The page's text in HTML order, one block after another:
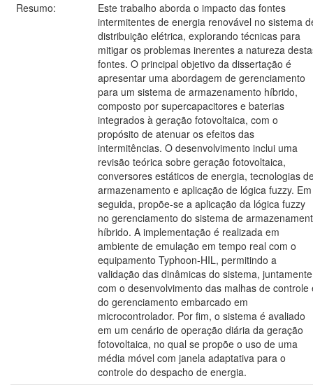
Resumo:
Este trabalho aborda o impacto das fontes
intermitentes de energia renovável no sistema
distribuição elétrica, explorando técnicas para
mitigar os problemas inerentes a natureza
fontes. O principal objetivo da dissertação é
apresentar uma abordagem de gerenciamento
para um sistema de armazenamento híbrido,
composto por supercapacitores e baterias
integrados à geração fotovoltaica, com o
propósito de atenuar os efeitos das
intermitências. O desenvolvimento inclui uma
revisão teórica sobre geração fotovoltaica,
conversores estáticos de energia, tecnologias
armazenamento e aplicação de lógica fuzzy. Em
seguida, propõe-se a aplicação da lógica fuzzy
no gerenciamento do sistema de
híbrido. A implementação é realizada em
ambiente de emulação em tempo real com o
equipamento Typhoon-HIL, permitindo a
validação das dinâmicas do sistema, juntamente
com o desenvolvimento das malhas de controle
do gerenciamento embarcado em
microcontrolador. Por fim, o sistema é avaliado
em um cenário de operação diária da geração
fotovoltaica, no qual se propõe o uso de uma
média móvel com janela adaptativa para o
controle do despacho de energia.